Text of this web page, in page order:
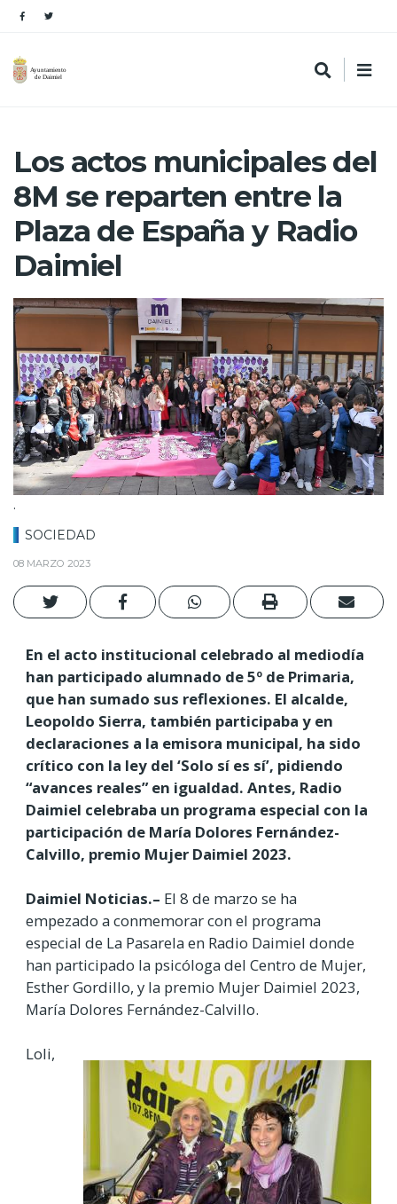
Los actos municipales del
8M se reparten entre la
Plaza de España y Radio
Daimiel
.
SOCIEDAD
08 MARZO 2023
En el acto institucional celebrado al mediodía
han participado alumnado de 5º de Primaria,
que han sumado sus reflexiones. El alcalde,
Leopoldo Sierra, también participaba y en
declaraciones a la emisora municipal, ha sido
crítico con la ley del ‘Solo sí es sí’, pidiendo
“avances reales” en igualdad. Antes, Radio
Daimiel celebraba un programa especial con la
participación de María Dolores Fernández-
Calvillo, premio Mujer Daimiel 2023.
Daimiel Noticias.– El 8 de marzo se ha
empezado a conmemorar con el programa
especial de La Pasarela en Radio Daimiel donde
han participado la psicóloga del Centro de Mujer,
Esther Gordillo, y la premio Mujer Daimiel 2023,
María Dolores Fernández-Calvillo.
Loli,